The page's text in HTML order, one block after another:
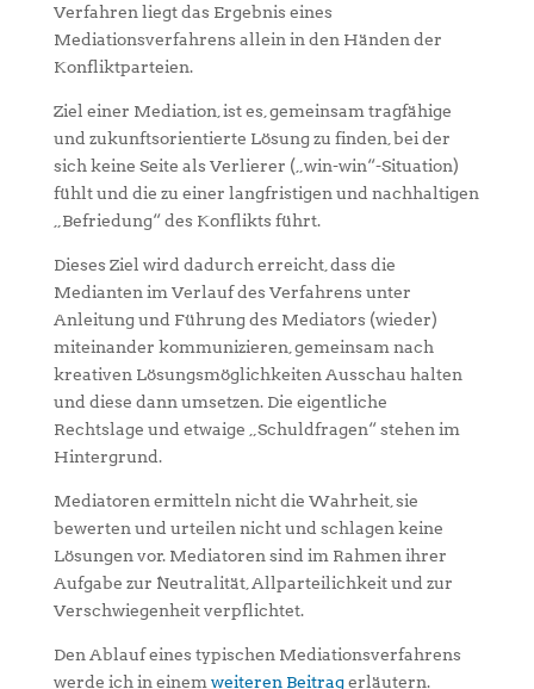
Verfahren liegt das Ergebnis eines
Mediationsverfahrens allein in den Händen der
Konfliktparteien.
Ziel einer Mediation, ist es, gemeinsam tragfähige
und zukunftsorientierte Lösung zu finden, bei der
sich keine Seite als Verlierer („win-win“-Situation)
fühlt und die zu einer langfristigen und nachhaltigen
„Befriedung“ des Konflikts führt.
Dieses Ziel wird dadurch erreicht, dass die
Medianten im Verlauf des Verfahrens unter
Anleitung und Führung des Mediators (wieder)
miteinander kommunizieren, gemeinsam nach
kreativen Lösungsmöglichkeiten Ausschau halten
und diese dann umsetzen. Die eigentliche
Rechtslage und etwaige „Schuldfragen“ stehen im
Hintergrund.
Mediatoren ermitteln nicht die Wahrheit, sie
bewerten und urteilen nicht und schlagen keine
Lösungen vor. Mediatoren sind im Rahmen ihrer
Aufgabe zur Neutralität, Allparteilichkeit und zur
Verschwiegenheit verpflichtet.
Den Ablauf eines typischen Mediationsverfahrens
werde ich in einem weiteren Beitragerläutern.